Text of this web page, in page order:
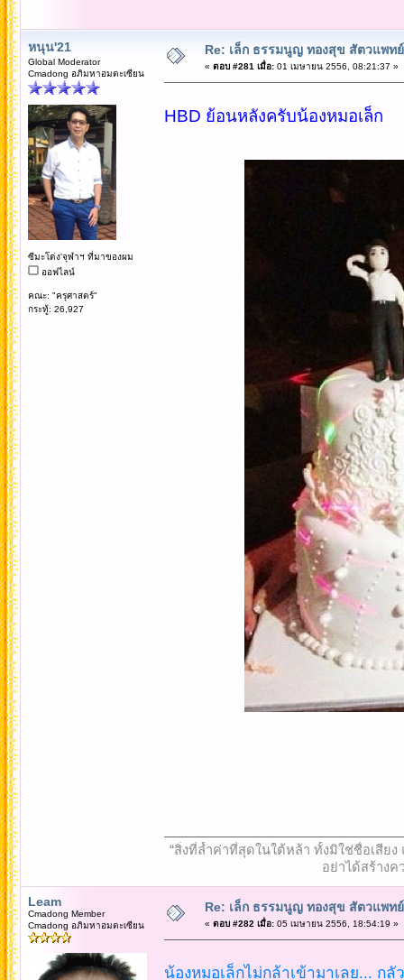
หนุน'21
Global Moderator
Cmadong อภิมหาอมตะเซียน
ซีมะโด่ง'จุฬาฯ ที่มาของผม
ออฟไลน์
คณะ: "ครุศาสตร์"
กระทู้: 26,927
Re: เล็ก ธรรมนูญ ทองสุข สัตวแพท
« ตอบ #281 เมื่อ:01 เมษายน 2556, 08:21:37 »
HBD ย้อนหลังครับน้องหมอเล็ก
“สิ่งที่ล้ำค่าที่สุดในใต้หล้า ทั้งมิใช่ชื่อเสีย
อย่าได้สร้างค
Leam
Cmadong Member
Cmadong อภิมหาอมตะเซียน
Re: เล็ก ธรรมนูญ ทองสุข สัตวแพท
« ตอบ #282 เมื่อ:05 เมษายน 2556, 18:54:19 »
น้องหมอเล็กไม่กล้าเข้ามาเลย... กลั